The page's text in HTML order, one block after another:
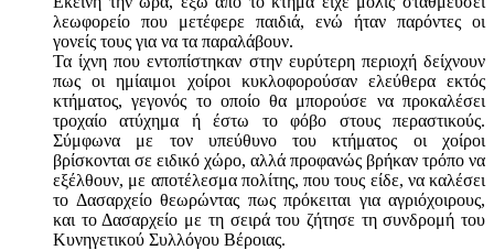
λεωφορείο που μετέφερε παιδιά, ενώ ήταν παρόντες οι
γονείς τους για να τα παραλάβουν.
Τα ίχνη που εντοπίστηκαν στην ευρύτερη περιοχή δείχνουν
πως οι ημίαιμοι χοίροι κυκλοφορούσαν ελεύθερα εκτός
κτήματος, γεγονός το οποίο θα μπορούσε να προκαλέσει
τροχαίο ατύχημα ή έστω το φόβο στους περαστικούς.
Σύμφωνα με τον υπεύθυνο του κτήματος οι χοίροι
βρίσκονται σε ειδικό χώρο, αλλά προφανώς βρήκαν τρόπο να
εξέλθουν, με αποτέλεσμα πολίτης, που τους είδε, να καλέσει
το Δασαρχείο θεωρώντας πως πρόκειται για αγριόχοιρους,
και το Δασαρχείο με τη σειρά του ζήτησε τη συνδρομή του
Κυνηγετικού Συλλόγου Βέροιας.